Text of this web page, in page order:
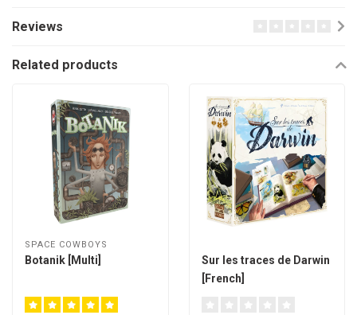
Reviews
Related products
SPACE COWBOYS
Botanik [Multi]
Sur les traces de Darwin
[French]